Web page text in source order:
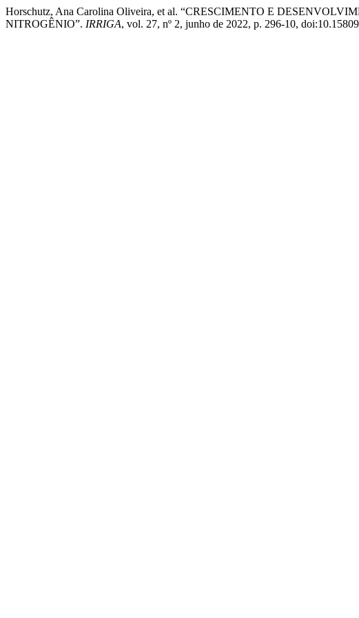
Horschutz, Ana Carolina Oliveira, et al. “CRESCIMENTO E
NITROGÊNIO”. IRRIGA, vol. 27, nº 2, junho de 2022, p. 296-10,